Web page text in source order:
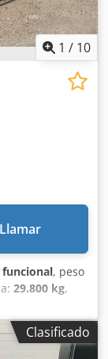
1 / 10
Llamar
, peso
29.800 kg,
anchura del
de carga:
2.550
Clasificado